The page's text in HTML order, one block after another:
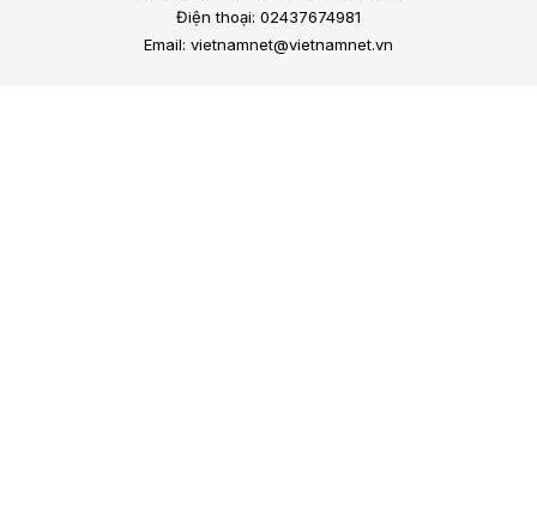
Điện thoại: 02437674981
Email: vietnamnet@vietnamnet.vn